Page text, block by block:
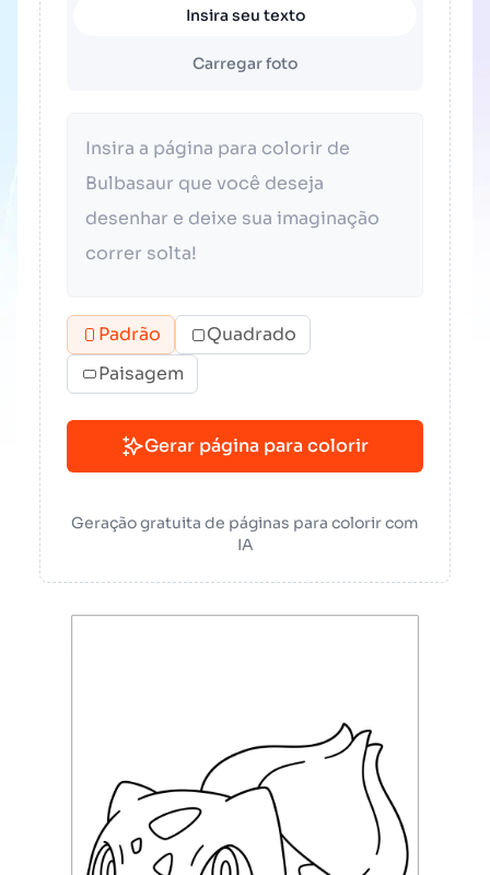
Insira seu texto
Carregar foto
Padrão
Quadrado
Paisagem
Gerar página para colorir
Geração gratuita de páginas para colorir com
IA